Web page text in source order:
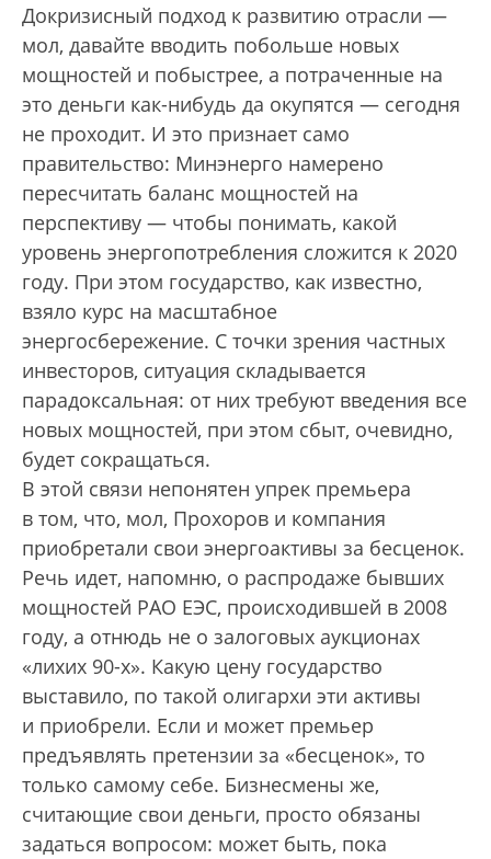
Докризисный подход к развитию отрасли —
мол, давайте вводить побольше новых
мощностей и побыстрее, а потраченные на
это деньги как-нибудь да окупятся — сегодня
не проходит. И это признает само
правительство: Минэнерго намерено
пересчитать баланс мощностей на
перспективу — чтобы понимать, какой
уровень энергопотребления сложится к 2020
году. При этом государство, как известно,
взяло курс на масштабное
энергосбережение. С точки зрения частных
инвесторов, ситуация складывается
парадоксальная: от них требуют введения все
новых мощностей, при этом сбыт, очевидно,
будет сокращаться.
В этой связи непонятен упрек премьера
в том, что, мол, Прохоров и компания
приобретали свои энергоактивы за бесценок.
Речь идет, напомню, о распродаже бывших
мощностей РАО ЕЭС, происходившей в 2008
году, а отнюдь не о залоговых аукционах
«лихих 90-х». Какую цену государство
выставило, по такой олигархи эти активы
и приобрели. Если и может премьер
предъявлять претензии за «бесценок», то
только самому себе. Бизнесмены же,
считающие свои деньги, просто обязаны
задаться вопросом: может быть, пока